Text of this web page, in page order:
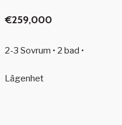
€259,000
2-3 Sovrum • 2 bad •
Lägenhet